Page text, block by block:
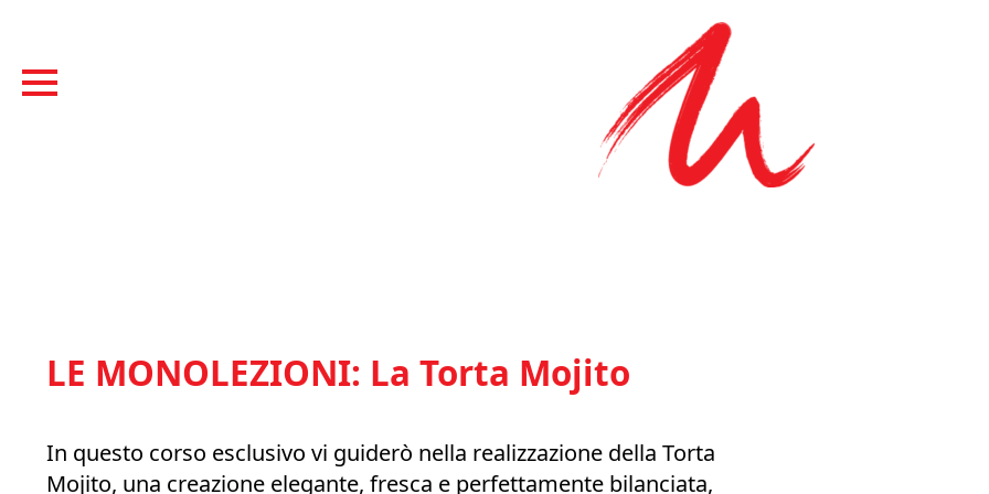
LE MONOLEZIONI: La Torta Mojito
In questo corso esclusivo vi guiderò nella realizzazione della Torta
Mojito, una creazione elegante, fresca e perfettamente bilanciata,